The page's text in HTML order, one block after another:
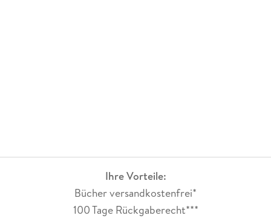
Ihre Vorteile:
Bücher versandkostenfrei*
100 Tage Rückgaberecht***